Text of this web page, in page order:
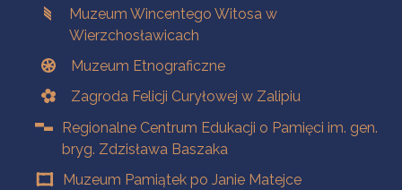
Muzeum Wincentego Witosa w
Wierzchosławicach
Muzeum Etnograficzne
Zagroda Felicji Curyłowej w Zalipiu
Regionalne Centrum Edukacji o Pamięci im. gen.
bryg. Zdzisława Baszaka
Muzeum Pamiątek po Janie Matejce